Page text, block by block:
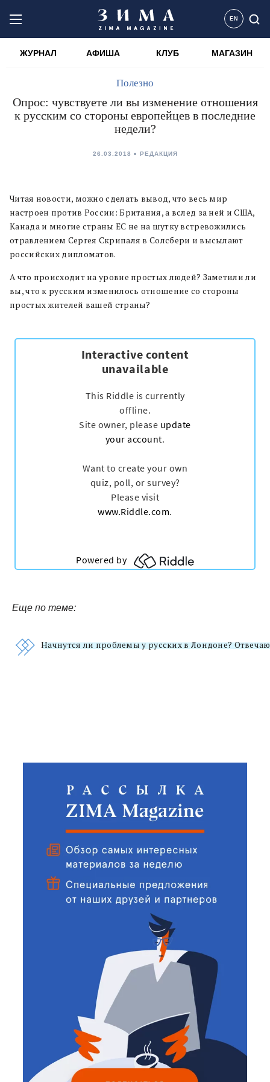
EN
ЖУРНАЛ АФИША КЛУБ МАГАЗИН
Полезно
Опрос: чувствуете ли вы изменение отношения
к русским со стороны европейцев в последние
недели?
26.03.2018 РЕДАКЦИЯ
Читая новости, можно сделать вывод, что весь мир
настроен против России: Британия, а вслед за ней и США,
Канада и многие страны ЕС не на шутку встревожились
отравлением Сергея Скрипаля в Солсбери и высылают
российских дипломатов.
А что происходит на уровне простых людей? Заметили ли
вы, что к русским изменилось отношение со стороны
простых жителей вашей страны?
Еще по теме:
Начнутся ли проблемы у русских в Лондоне?